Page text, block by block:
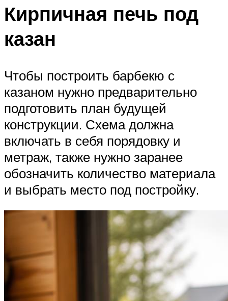
Кирпичная печь под
казан
Чтобы построить барбекю с
казаном нужно предварительно
подготовить план будущей
конструкции. Схема должна
включать в себя порядовку и
метраж, также нужно заранее
обозначить количество материала
и выбрать место под постройку.